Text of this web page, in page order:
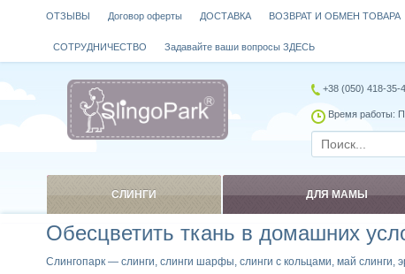
Обесцветить ткань в домашних
Слингопарк — слинги, слинги шарфы, слинги с кольцами, май
ОТЗЫВЫ Договор оферты ДОСТАВКА ВОЗВРАТ И ОБМЕН ТОВАРА
СОТРУДНИЧЕСТВО Задавайте ваши вопросы ЗДЕСЬ
+38 (050) 418-35-
Время работы:
СЛИНГИ ДЛЯ МАМЫ